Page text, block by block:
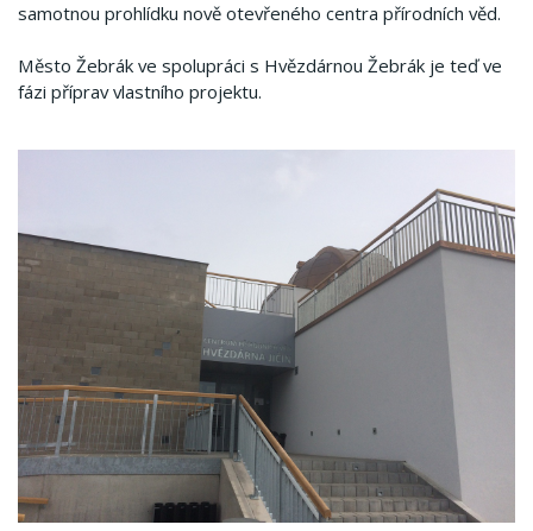
samotnou prohlídku nově otevřeného centra přírodních věd.
Město Žebrák ve spolupráci s Hvězdárnou Žebrák je teď ve
fázi příprav vlastního projektu.